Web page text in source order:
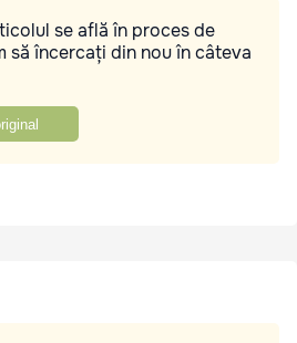
se află în proces de
să încercați din nou în câteva